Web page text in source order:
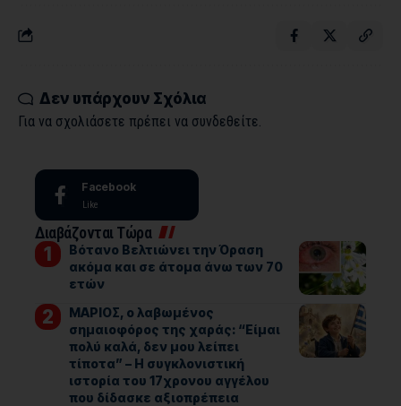
Δεν υπάρχουν Σχόλια
Για να σχολιάσετε πρέπει να συνδεθείτε.
Facebook
Like
Διαβάζονται Τώρα
Βότανο Βελτιώνει την Όραση
ακόμα και σε άτομα άνω των 70
ετών
ΜΑΡΙΟΣ, ο λαβωμένος
σημαιοφόρος της χαράς: “Είμαι
πολύ καλά, δεν μου λείπει
τίποτα” – Η συγκλονιστική
ιστορία του 17χρονου αγγέλου
που δίδασκε αξιοπρέπεια